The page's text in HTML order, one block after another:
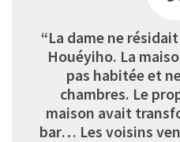
“La dame ne
Houéyiho. La
pas habitée et
chambres. Le
maison avait
bar… Les voisins